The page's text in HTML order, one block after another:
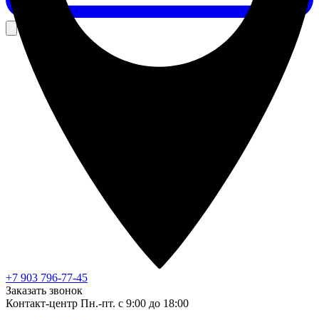
+7 903 796-77-45
Заказать звонок
Контакт-центр Пн.-пт. с 9:00 до 18:00